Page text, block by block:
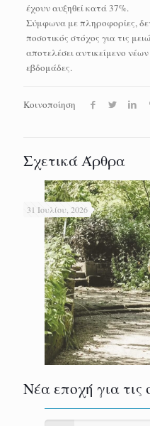
έχουν αυξηθεί κατά 37%.
Σύμφωνα με πληροφορίες,
ποσοτικός στόχος για τις
αποτελέσει αντικείμενο
εβδομάδες.
Κοινοποίηση
Σχετικά Άρθρα
31 Ιουλίου, 2026
Νέα εποχή για τις